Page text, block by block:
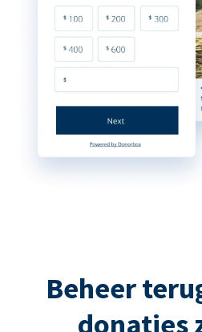
Beheer
donaties